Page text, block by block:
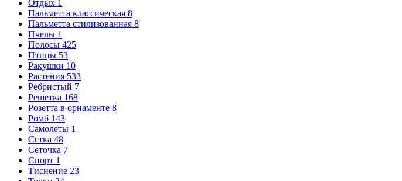
Отдых 1
Пальметта классическая 8
Пальметта стилизованная 8
Пчелы 1
Полосы 425
Птицы 53
Ракушки 10
Растения 533
Ребристый 7
Решетка 168
Розетта в орнаменте 8
Ромб 143
Самолеты 1
Сетка 48
Сеточка 7
Спорт 1
Тиснение 23